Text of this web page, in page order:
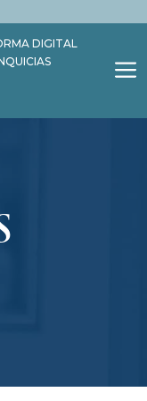
DIGITAL